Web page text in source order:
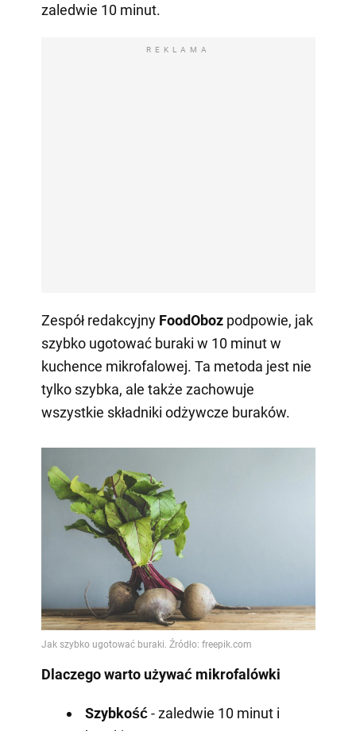
zaledwie 10 minut.
REKLAMA
Zespół redakcyjny FoodOboz podpowie, jak
szybko ugotować buraki w 10 minut w
kuchence mikrofalowej. Ta metoda jest nie
tylko szybka, ale także zachowuje
wszystkie składniki odżywcze buraków.
Dlaczego warto używać mikrofalówki
Szybkość- zaledwie 10 minut i